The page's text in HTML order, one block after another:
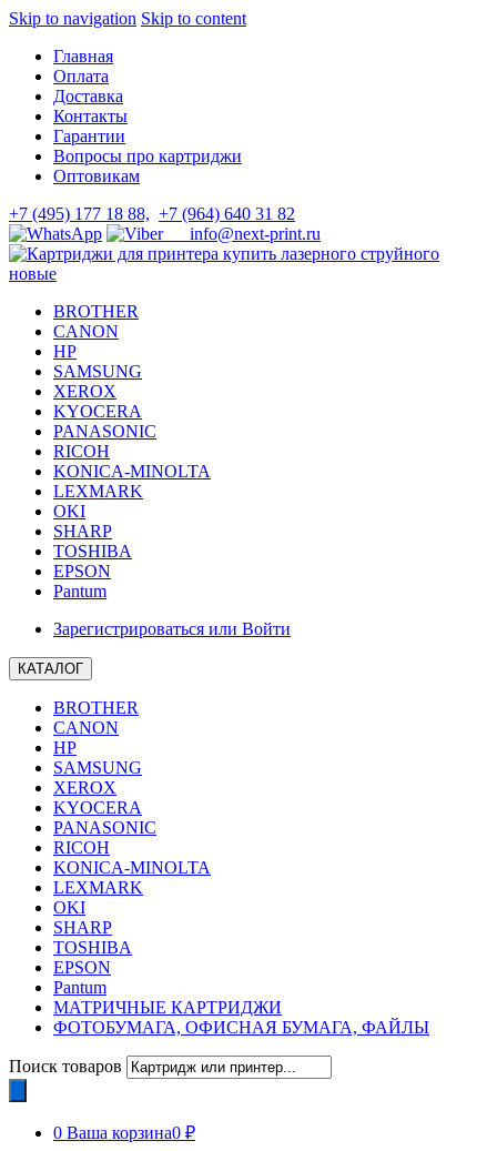
Skip to navigation Skip to content
Главная
Оплата
Доставка
Контакты
Гарантии
Вопросы про картриджи
Оптовикам
+7 (495) 177 18 88, +7 (964) 640 31 82
info@next-print.ru
BROTHER
CANON
HP
SAMSUNG
XEROX
KYOCERA
PANASONIC
RICOH
KONICA-MINOLTA
LEXMARK
OKI
SHARP
TOSHIBA
EPSON
Pantum
Зарегистрироваться или Войти
КАТАЛОГ
BROTHER
CANON
HP
SAMSUNG
XEROX
KYOCERA
PANASONIC
RICOH
KONICA-MINOLTA
LEXMARK
OKI
SHARP
TOSHIBA
EPSON
Pantum
МАТРИЧНЫЕ КАРТРИДЖИ
ФОТОБУМАГА, ОФИСНАЯ БУМАГА, ФАЙЛЫ
Поиск товаров
0 Ваша корзина0 ₽